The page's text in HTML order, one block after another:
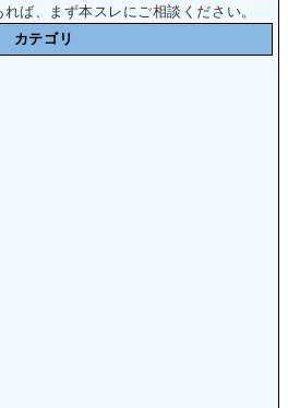
ば、まず本スレにご相談ください。
カテゴリ